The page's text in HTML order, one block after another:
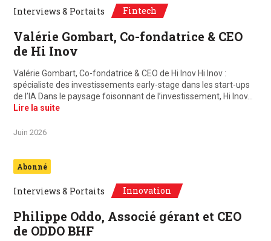
Interviews & Portaits Fintech
Valérie Gombart, Co-fondatrice & CEO
de Hi Inov
Valérie Gombart, Co-fondatrice & CEO de Hi Inov Hi Inov :
spécialiste des investissements early-stage dans les start-ups
de l’IA Dans le paysage foisonnant de l’investissement, Hi Inov…
Lire la suite
Juin 2026
Abonné
Interviews & Portaits Innovation
Philippe Oddo, Associé gérant et CEO
de ODDO BHF